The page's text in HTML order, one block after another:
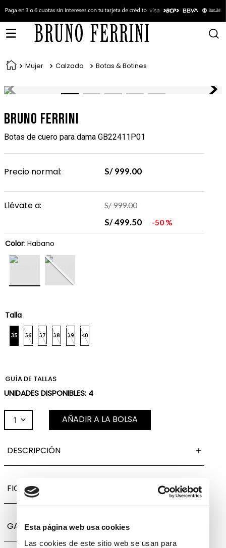
Esta página web usa cookies
Las cookies de este sitio web se usan para
Mujer Calzado Botas & Botines
Bruno Ferrini
Botas de cuero para dama GB22411P01
Precio normal: S/ 999.00
Llévate a: S/999.00
S/499.50 50 %
Color: Habano
Talla
35 36 37 38 39 40
GUÍA DE TALLAS
UNIDADES DISPONIBLES: 4
1 AÑADIR A LA BOLSA
DESCRIPCIÓN
FICHA TÉCNICA
GARANTÍA, CAMBIOS Y DEVOLUCIONES